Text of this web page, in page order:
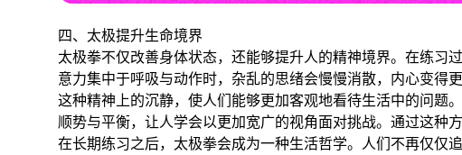
四、太极提升生命境界
太极拳不仅改善身体状态，还能够提升人的精神境界。在练习
意力集中于呼吸与动作时，杂乱的思绪会慢慢消散，内心变得更
这种精神上的沉静，使人们能够更加客观地看待生活中的问题
顺势与平衡，让人学会以更加宽广的视角面对挑战。通过这种
在长期练习之后，太极拳会成为一种生活哲学。人们不再仅仅